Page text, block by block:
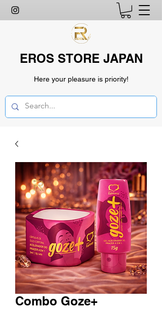
EROS STORE JAPAN
Here your pleasure is priority!
Combo Goze+